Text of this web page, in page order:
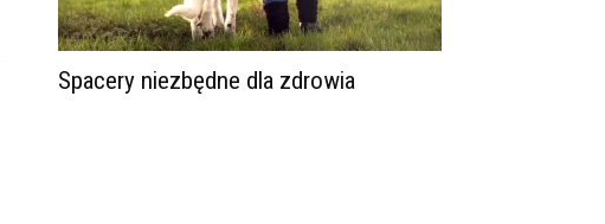
Spacery niezbędne dla zdrowia